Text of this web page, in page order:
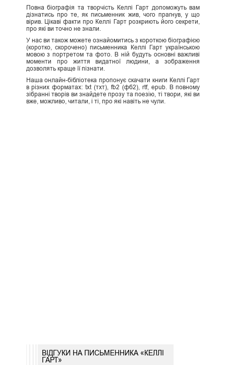
Повна біографія та творчість Келлі Гарт допоможуть вам
дізнатись про те, як письменник жив, чого прагнув, у що
вірив. Цікаві факти про Келлі Гарт розкриють його секрети,
про які ви точно не знали.
У нас ви також можете ознайомитись з короткою біографією
(коротко, скорочено) письменника Келлі Гарт українською
мовою з портретом та фото. В ній будуть основні важливі
моменти про життя видатної людини, а зображення
дозволять краще її пізнати.
Наша онлайн-бібліотека пропонує скачати книги Келлі Гарт
в різних форматах: txt (тхт), fb2 (фб2), rtf, epub. В повному
зібранні творів ви знайдете прозу та поезію, ті твори, які ви
вже, можливо, читали, і ті, про які навіть не чули.
ВІДГУКИ НА ПИСЬМЕННИКА «КЕЛЛІ
ГАРТ»